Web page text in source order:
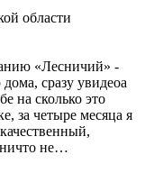
области
«Лесничий» -
сразу увидеоа
на сколько это
за четыре месяца я
не…